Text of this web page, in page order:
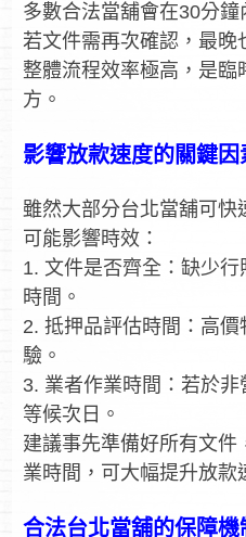
多數合法當舖會在30分
若文件需再次確認，最晚
整體流程效率極高，是臨
方。
影響放款速度的關鍵因
雖然大部分台北當舖可快
可能影響時效：
1. 文件是否齊全：缺少
時間。
2. 抵押品評估時間：高
驗。
3. 業者作業時間：若於
等候次日。
建議事先準備好所有文件
業時間，可大幅提升放款
合法台北當舖的保障機